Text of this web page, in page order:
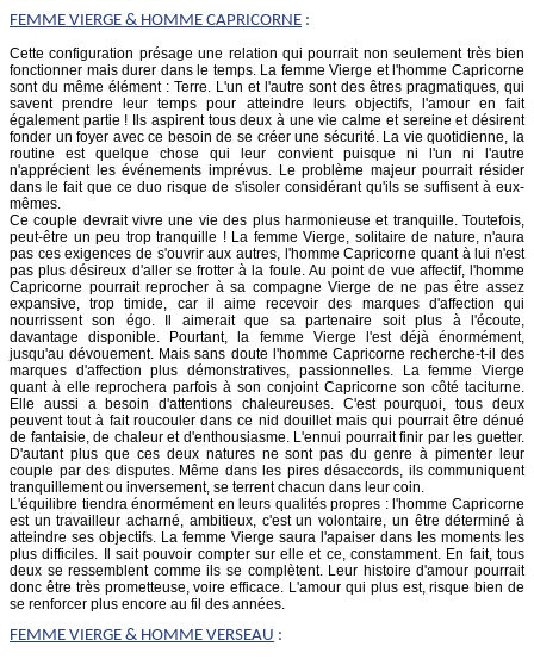
FEMME VIERGE & HOMME CAPRICORNE :
Cette configuration présage une relation qui pourrait non seulement très bien
fonctionner mais durer dans le temps. La femme Vierge et l'homme Capricorne
sont du même élément : Terre. L'un et l'autre sont des êtres pragmatiques, qui
savent prendre leur temps pour atteindre leurs objectifs, l'amour en fait
également partie ! Ils aspirent tous deux à une vie calme et sereine et désirent
fonder un foyer avec ce besoin de se créer une sécurité. La vie quotidienne, la
routine est quelque chose qui leur convient puisque ni l'un ni l'autre
n'apprécient les événements imprévus. Le problème majeur pourrait résider
dans le fait que ce duo risque de s'isoler considérant qu'ils se suffisent à eux-
mêmes.
Ce couple devrait vivre une vie des plus harmonieuse et tranquille. Toutefois,
peut-être un peu trop tranquille ! La femme Vierge, solitaire de nature, n'aura
pas ces exigences de s'ouvrir aux autres, l'homme Capricorne quant à lui n'est
pas plus désireux d'aller se frotter à la foule. Au point de vue affectif, l'homme
Capricorne pourrait reprocher à sa compagne Vierge de ne pas être assez
expansive, trop timide, car il aime recevoir des marques d'affection qui
nourrissent son égo. Il aimerait que sa partenaire soit plus à l'écoute,
davantage disponible. Pourtant, la femme Vierge l'est déjà énormément,
jusqu'au dévouement. Mais sans doute l'homme Capricorne recherche-t-il des
marques d'affection plus démonstratives, passionnelles. La femme Vierge
quant à elle reprochera parfois à son conjoint Capricorne son côté taciturne.
Elle aussi a besoin d'attentions chaleureuses. C'est pourquoi, tous deux
peuvent tout à fait roucouler dans ce nid douillet mais qui pourrait être dénué
de fantaisie, de chaleur et d'enthousiasme. L'ennui pourrait finir par les guetter.
D'autant plus que ces deux natures ne sont pas du genre à pimenter leur
couple par des disputes. Même dans les pires désaccords, ils communiquent
tranquillement ou inversement, se terrent chacun dans leur coin.
L'équilibre tiendra énormément en leurs qualités propres : l'homme Capricorne
est un travailleur acharné, ambitieux, c'est un volontaire, un être déterminé à
atteindre ses objectifs. La femme Vierge saura l'apaiser dans les moments les
plus difficiles. Il sait pouvoir compter sur elle et ce, constamment. En fait, tous
deux se ressemblent comme ils se complètent. Leur histoire d'amour pourrait
donc être très prometteuse, voire efficace. L'amour qui plus est, risque bien de
se renforcer plus encore au fil des années.
FEMME VIERGE & HOMME VERSEAU :